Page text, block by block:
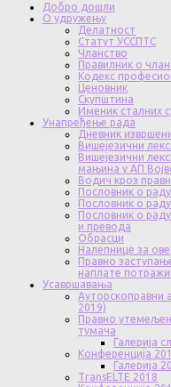
Добро дошли
О удружењу
Делатност
Статут УССПТС
Чланство
Правилник о
Кодекс
Ценовник
Скупштина
Именик сталних
Унапређење рада
Дневник
Вишејезични
Вишејезични
мањина у АП
Водич кроз
Пословник о
Пословник о
Пословник о
и превода
Обрасци
Налепнице за
Правно
наплате
Усавршавања
Ауторскоправни
2019)
Правно
тумача
Галерија
Конференција
Галерија
TransELTE 2018